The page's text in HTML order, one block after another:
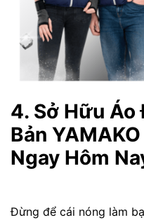
4. Sở Hữu Áo
Bản
Ngay Hôm
Đừng để cái nóng làm